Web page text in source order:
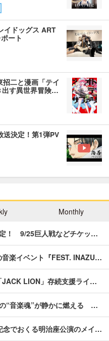
イドッグス ART
ート
招二と漫画「テイ
出す異世界冒険…
送決定！第1弾PV
Monthly
！ 9/25巨人戦などチケッ…
楽イベント『FEST. INAZU…
JACK LION」存続支援ライ…
“音楽魂”が静かに燃える …
念でおくる明治座公演のメイ…